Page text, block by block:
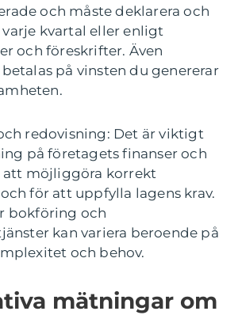
och måste deklarera och
kvartal eller enligt
och föreskrifter. Även
på vinsten du genererar
redovisning: Det är viktigt
på företagets finanser och
möjliggöra korrekt
för att uppfylla lagens krav.
bokföring och
kan variera beroende på
och behov.
mätningar om